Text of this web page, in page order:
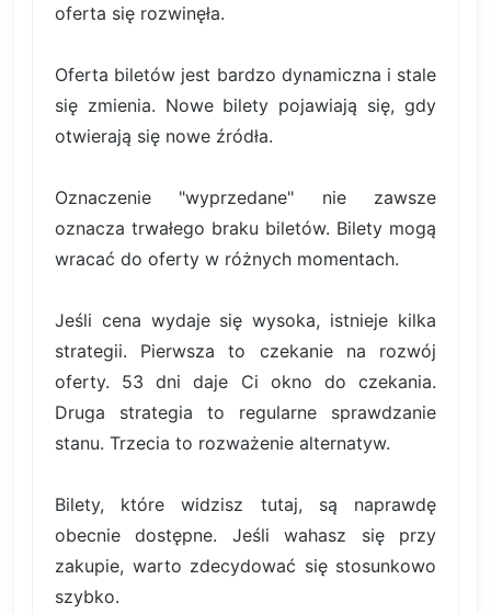
oferta się rozwinęła.
Oferta biletów jest bardzo dynamiczna i stale
się zmienia. Nowe bilety pojawiają się, gdy
otwierają się nowe źródła.
Oznaczenie "wyprzedane" nie zawsze
oznacza trwałego braku biletów. Bilety mogą
wracać do oferty w różnych momentach.
Jeśli cena wydaje się wysoka, istnieje kilka
strategii. Pierwsza to czekanie na rozwój
oferty. 53 dni daje Ci okno do czekania.
Druga strategia to regularne sprawdzanie
stanu. Trzecia to rozważenie alternatyw.
Bilety, które widzisz tutaj, są naprawdę
obecnie dostępne. Jeśli wahasz się przy
zakupie, warto zdecydować się stosunkowo
szybko.